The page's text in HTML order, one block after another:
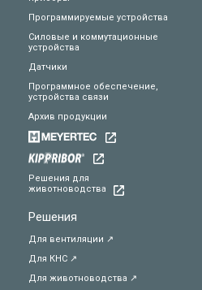
Программируемые устройства
Силовые и коммутационные
устройства
Датчики
Программное обеспечение,
устройства связи
Архив продукции
Решения для
животноводства
Решения
Для вентиляции ↗
Для КНС ↗
Для животноводства ↗